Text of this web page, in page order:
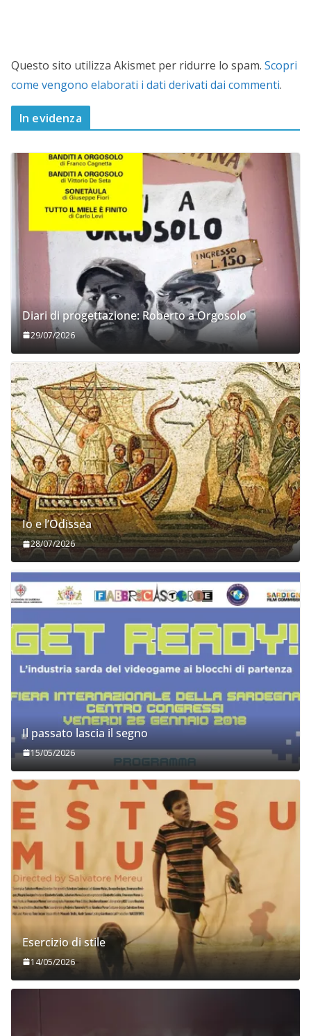
Questo sito utilizza Akismet per ridurre lo spam. Scopri
come vengono elaborati i dati derivati dai commenti.
In evidenza
Diari di progettazione: Roberto a Orgosolo
29/07/2026
Io e l’Odissea
28/07/2026
Il passato lascia il segno
15/05/2026
Esercizio di stile
14/05/2026